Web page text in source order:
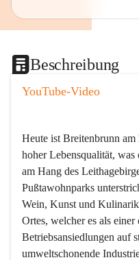
Beschreibung
YouTube-Video
Heute ist Breitenbrunn
hoher Lebensqualität,
am Hang des
Pußtawohnparks
Wein, Kunst und
Ortes, welcher es als
Betriebsansiedlungen auf
umweltschonende